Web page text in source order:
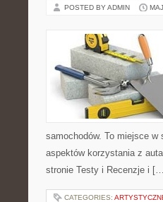
POSTED BY ADMIN
samochodów. To miejsce
aspektów korzystania z
stronie Testy i Recenzje i
CATEGORIES: